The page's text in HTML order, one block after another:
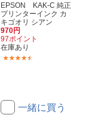
EPSON KAK-C 純正
プリンターインク カ
キゴオリ シアン
970円
97ポイント
在庫あり
一緒に買う